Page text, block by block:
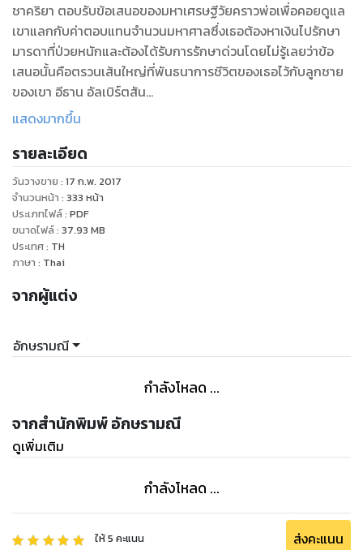
ชาคริยา ตอบรับข้อเสนอของมหาเศรษฐีวัยคราวพ่อเพื่อคอยดูแล
เขาแลกกับค่าตอบแทนจำนวนมหาศาลซึ่งเธอต้องหาเงินไปรักษา
มารดาที่ป่วยหนักและต้องได้รับการรักษาด่วนโดยไม่รู้เลยว่าข้อ
เสนอนั้นคือตรวนเส้นใหญ่ที่พันธนาการชีวิตของเธอไว้กับลูกชาย
ของเขา อีธาน อัลเบิร์ตสัน
ผู้ชายหยิ่งผยองที่เกลียดชังเธอยิ่งกว่าอะไร เขาคิดว่าเธอเป็น
ในสายตาของเขา เธอมันก็แค่ผู้หญิงหากิน
ที่รู้จักแต่เซ็กส์และเงินเท่านั้น!!
แสดงมากขึ้น
รายละเอียด
วันวางขาย : 17 ก.พ. 2017
จำนวนหน้า : 333 หน้า
ประเภทไฟล์: PDF
ขนาดไฟล์: 37.93 MB
ประเทศ: TH
ภาษา : Thai
จากผู้แต่ง
อักษรามณี
กำลังโหลด ...
จากสำนักพิมพ์ อักษรามณี
ดูเพิ่มเติม
กำลังโหลด ...
ให้5 คะแนน ส่งคะแนน